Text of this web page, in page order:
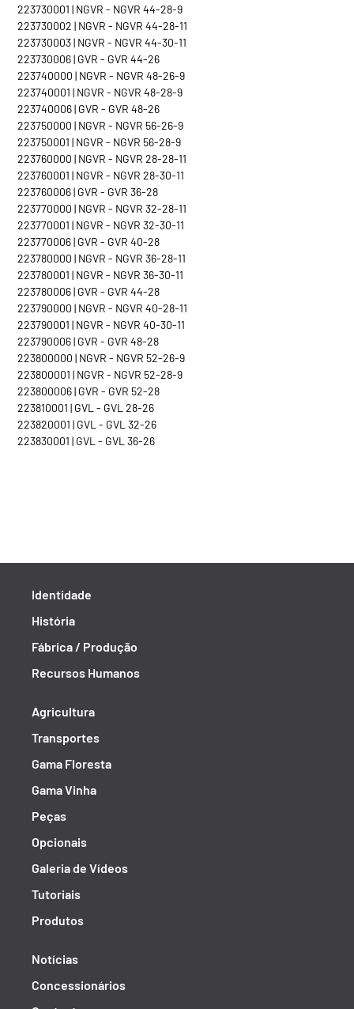
223730001 | NGVR - NGVR 44-28-9
223730002 | NGVR - NGVR 44-28-11
223730003 | NGVR - NGVR 44-30-11
223730006 | GVR - GVR 44-26
223740000 | NGVR - NGVR 48-26-9
223740001 | NGVR - NGVR 48-28-9
223740006 | GVR - GVR 48-26
223750000 | NGVR - NGVR 56-26-9
223750001 | NGVR - NGVR 56-28-9
223760000 | NGVR - NGVR 28-28-11
223760001 | NGVR - NGVR 28-30-11
223760006 | GVR - GVR 36-28
223770000 | NGVR - NGVR 32-28-11
223770001 | NGVR - NGVR 32-30-11
223770006 | GVR - GVR 40-28
223780000 | NGVR - NGVR 36-28-11
223780001 | NGVR - NGVR 36-30-11
223780006 | GVR - GVR 44-28
223790000 | NGVR - NGVR 40-28-11
223790001 | NGVR - NGVR 40-30-11
223790006 | GVR - GVR 48-28
223800000 | NGVR - NGVR 52-26-9
223800001 | NGVR - NGVR 52-28-9
223800006 | GVR - GVR 52-28
223810001 | GVL - GVL 28-26
223820001 | GVL - GVL 32-26
223830001 | GVL - GVL 36-26
Identidade
História
Fábrica / Produção
Recursos Humanos
Agricultura
Transportes
Gama Floresta
Gama Vinha
Peças
Opcionais
Galeria de Vídeos
Tutoriais
Produtos
Notícias
Concessionários